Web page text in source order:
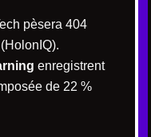
pèsera 404
enregistrent
de 22 %